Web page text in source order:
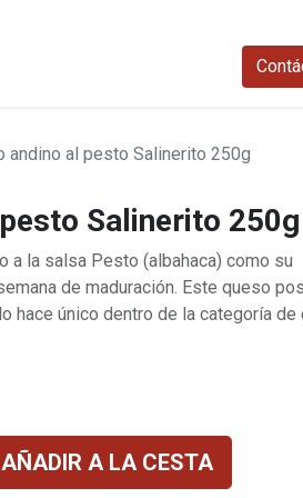
andino al pesto Salinerito 250g
Salinerito 250g
a la salsa Pesto (albahaca) como su
de maduración. Este queso
hace único dentro de la categoría de
AÑADIR A LA CESTA